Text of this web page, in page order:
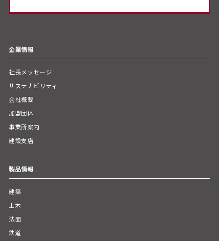
企業情報
社長メッセージ
サステナビリティ
会社概要
加盟団体
事業所案内
建設支店
製品情報
建築
土木
法面
鉄道